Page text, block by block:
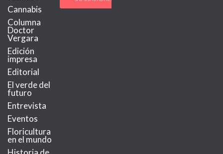
Cannabis
Columna
Doctor
Vergara
Edición
impresa
Editorial
El verde del
futuro
Entrevista
Eventos
Floricultura
en el mundo